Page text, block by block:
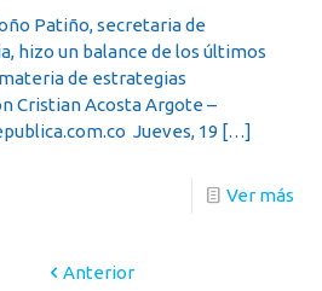
Patiño, secretaria de
hizo un balance de los últimos
de estrategias
Cristian Acosta Argote –
Jueves, 19 […]
Ver más
Anterior